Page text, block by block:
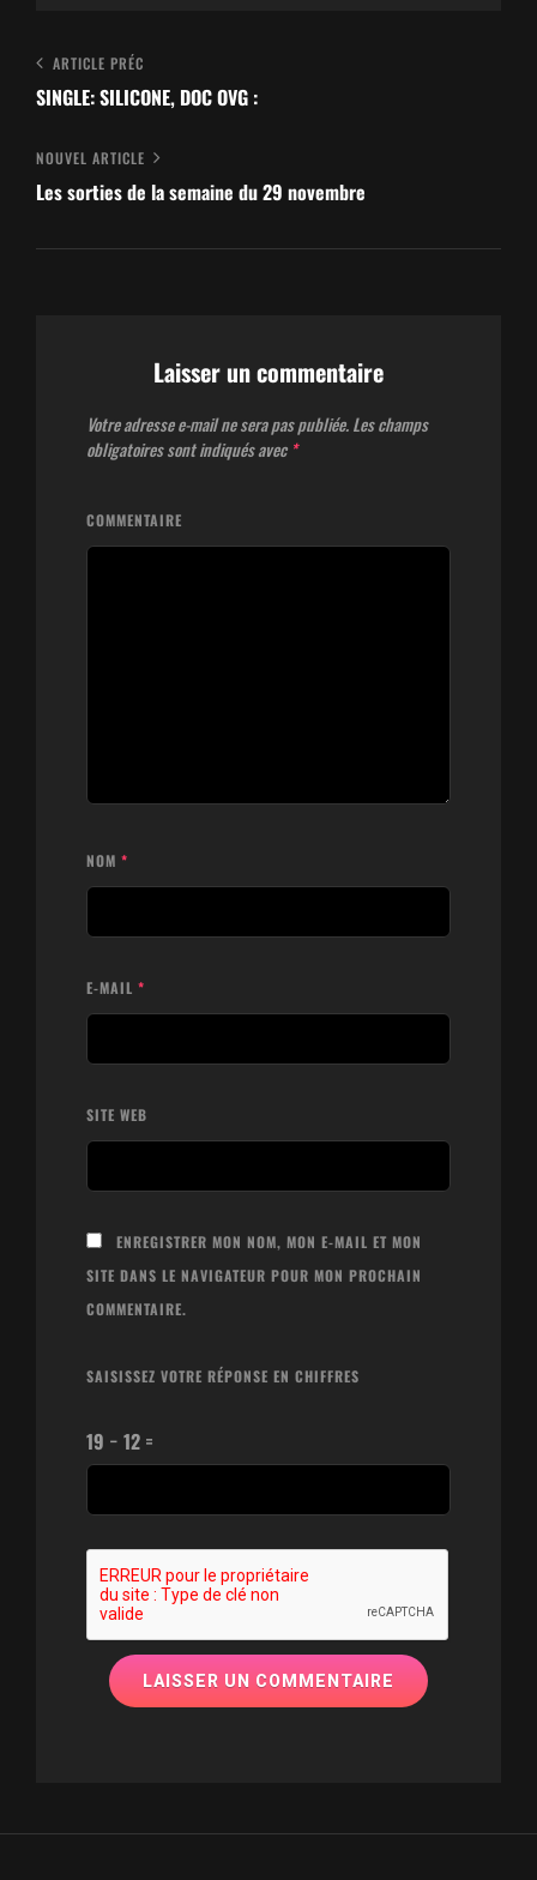
Navigation
de
Article
Précédent
ARTICLE PRÉC
SINGLE: SILICONE, DOC OVG :
Nouvel
article
NOUVEL ARTICLE
Les sorties de la semaine du 29 novembre
Laisser un commentaire
Votre adresse e-mail ne sera pas publiée.Les champs
obligatoires sont indiqués avec *
COMMENTAIRE
NOM *
E-MAIL *
SITE WEB
ENREGISTRER MON NOM, MON E-MAIL ET MON
SITE DANS LE NAVIGATEUR POUR MON PROCHAIN
COMMENTAIRE.
SAISISSEZ VOTRE RÉPONSE EN CHIFFRES
19 − 12 =